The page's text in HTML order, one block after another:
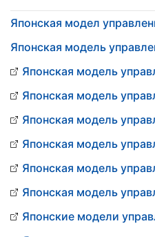
Японская модел
Японская модель
Японская модель
Японская модель
Японская модель
Японская модель
Японская модель
Японская модель
Японские модели